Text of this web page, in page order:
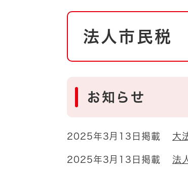
ごみ・衛生・動物 救急・
防災・防犯 上水道
自然・環境・公園
男女共同参画
道路・河川・交通 まちづ
国際交
本
法人市民税
お知らせ
2025年3月13日掲載 大
2025年3月13日掲載 法